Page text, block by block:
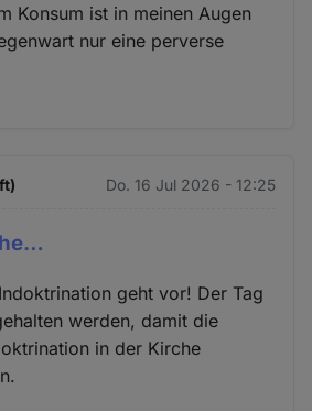
Konsum ist in meinen Augen
nur eine perverse
Do. 16 Jul 2026 - 12:25
geht vor! Der Tag
werden, damit die
in der Kirche